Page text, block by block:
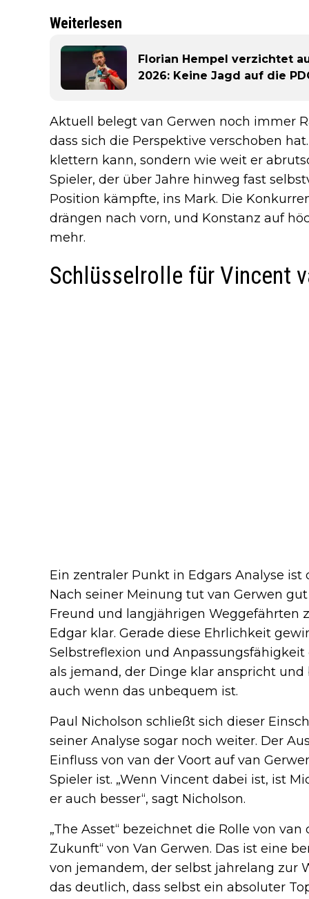
Weiterlesen
Florian Hempel verzichtet
2026: Keine Jagd auf die
Aktuell belegt van Gerwen noch immer
dass sich die Perspektive verschoben
klettern kann, sondern wie weit er
Spieler, der über Jahre hinweg fast
Position kämpfte, ins Mark. Die
drängen nach vorn, und Konstanz auf
mehr.
Schlüsselrolle für Vincent
Ein zentraler Punkt in Edgars Analyse ist
Nach seiner Meinung tut van Gerwen
Freund und langjährigen Weggefährten
Edgar klar. Gerade diese Ehrlichkeit
Selbstreflexion und
als jemand, der Dinge klar anspricht
auch wenn das unbequem ist.
Paul Nicholson schließt sich dieser
seiner Analyse sogar noch weiter. Der
Einfluss von van der Voort auf van
Spieler ist. „Wenn Vincent dabei ist, ist
er auch besser“, sagt Nicholson.
„The Asset“ bezeichnet die Rolle von
Zukunft“ von Van Gerwen. Das ist eine
von jemandem, der selbst jahrelang zur
das deutlich, dass selbst ein absoluter